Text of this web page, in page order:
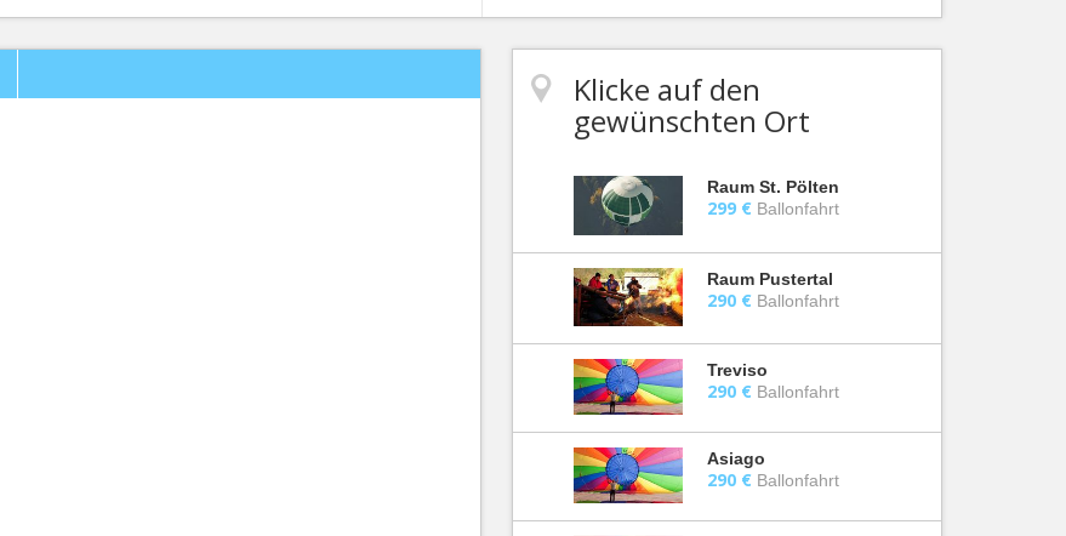
Klicke auf den
gewünschten Ort
Raum St. Pölten
299 € Ballonfahrt
Raum Pustertal
290 € Ballonfahrt
Treviso
290 € Ballonfahrt
Asiago
290 € Ballonfahrt